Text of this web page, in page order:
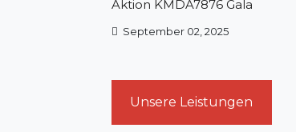
Aktion KMDA7876 Gala
September 02, 2025
Unsere Leistungen